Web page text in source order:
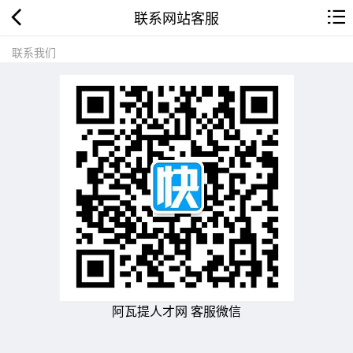
联系网站客服
联系我们
阿瓦提人才网 客服微信